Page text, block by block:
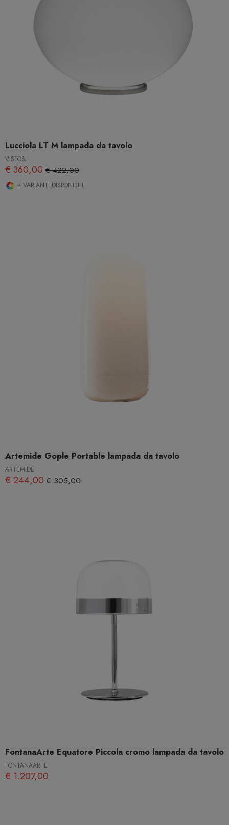
Lucciola LT M lampada da tavolo
VISTOSI
€ 360,00 € 422,00
+ VARIANTI DISPONIBILI
Artemide Gople Portable lampada da tavolo
ARTEMIDE
€ 244,00 € 305,00
FontanaArte Equatore Piccola cromo lampada da tavolo
FONTANAARTE
€ 1.207,00